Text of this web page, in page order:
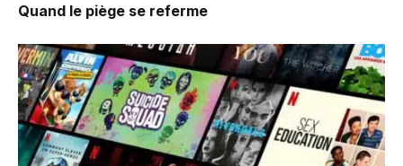
Quand le piège se referme